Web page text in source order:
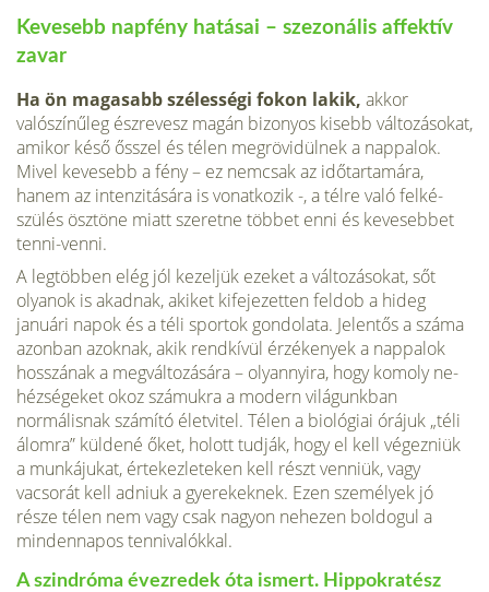
Kevesebb napfény hatásai – szezonális affektív
zavar
Ha ön magasabb szélességi fokon lakik, akkor
valószínűleg észrevesz magán bizonyos kisebb változásokat,
amikor késő ősszel és télen megrövidülnek a nappalok.
Mivel kevesebb a fény – ez nemcsak az idő­tartamára,
hanem az intenzitására is vonatkozik -, a télre való felké­
szülés ösztöne miatt szeretne többet enni és kevesebbet
tenni-venni.
A legtöbben elég jól kezeljük ezeket a változásokat, sőt
olyanok is akad­nak, akiket kifejezetten feldob a hideg
januári napok és a téli sportok gondolata. Jelentős a száma
azonban azoknak, akik rendkívül érzékenyek a nappalok
hosszának a megváltozására – olyannyira, hogy komoly ne­
hézségeket okoz számukra a modern világunkban
normálisnak szá­mító életvitel. Télen a biológiai órájuk „téli
álomra” küldené őket, hol­ott tudják, hogy el kell végezniük
a munkájukat, értekezleteken kell részt venniük, vagy
vacsorát kell adniuk a gyerekeknek. Ezen szemé­lyek jó
része télen nem vagy csak nagyon nehezen boldogul a
minden­napos tennivalókkal.
A szindróma évezredek óta ismert. Hippokratész